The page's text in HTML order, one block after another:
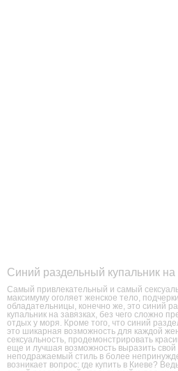
Синий раздельный купальник на
Самый привлекательный и самый
максимуму оголяет женское тело,
обладательницы, конечно же, это синий
купальник на завязках, без чего сложно
отдых у моря. Кроме того, что синий
это шикарная возможность для каждой
сексуальность, продемонстрировать
еще и лучшая возможность выразить
неподражаемый стиль в более
возникает вопрос: где купить в Киеве?